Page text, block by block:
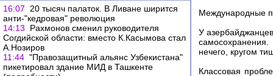
16:07
20 тысяч палаток. В Ливане ширится
анти-"кедровая" революция
14:13
Рахмонов сменил руководителя
Согдийской области: вместо К.Касымова стал
А.Нозиров
11:44 "Правозащитный альянс Узбекистана"
пикетировал здание МИД в Ташкенте
Международные
У
нечего, кругом
Классовая